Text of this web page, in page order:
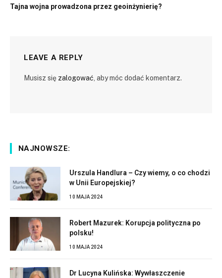
Tajna wojna prowadzona przez geoinżynierię?
LEAVE A REPLY
Musisz się zalogować , aby móc dodać komentarz.
NAJNOWSZE:
Urszula Handlura – Czy wiemy, o co chodzi
w Unii Europejskiej?
10 MAJA 2024
Robert Mazurek: Korupcja polityczna po
polsku!
10 MAJA 2024
Dr Lucyna Kulińska: Wywłaszczenie